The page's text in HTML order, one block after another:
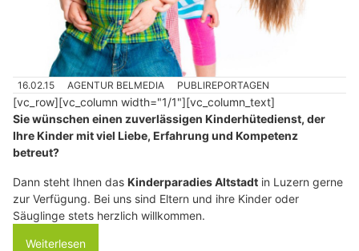
16.02.15 AGENTUR BELMEDIA PUBLIREPORTAGEN
[vc_row][vc_column width="1/1"][vc_column_text]
Sie wünschen einen zuverlässigen Kinderhütedienst, der
Ihre Kinder mit viel Liebe, Erfahrung und Kompetenz
betreut?
Dann steht Ihnen das Kinderparadies Altstadt in Luzern gerne
zur Verfügung. Bei uns sind Eltern und ihre Kinder oder
Säuglinge stets herzlich willkommen.
Weiterlesen